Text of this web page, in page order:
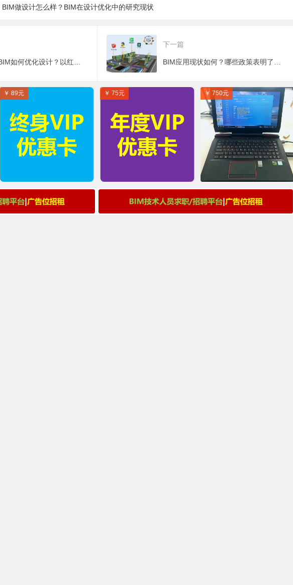
BIM做设计怎么样？BIM在设计优化中的研究现状
下一篇
￥ 89元 ￥ 75元 ￥ 750元